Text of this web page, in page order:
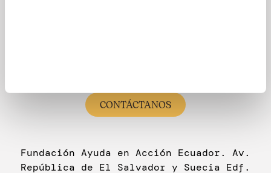
CONTÁCTANOS
Fundación Ayuda en Acción Ecuador. Av.
República de El Salvador y Suecia Edf.